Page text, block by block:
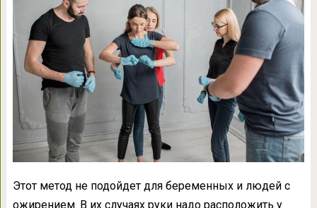
Этот метод не подойдет для беременных и людей с
ожирением. В их случаях руки надо расположить у